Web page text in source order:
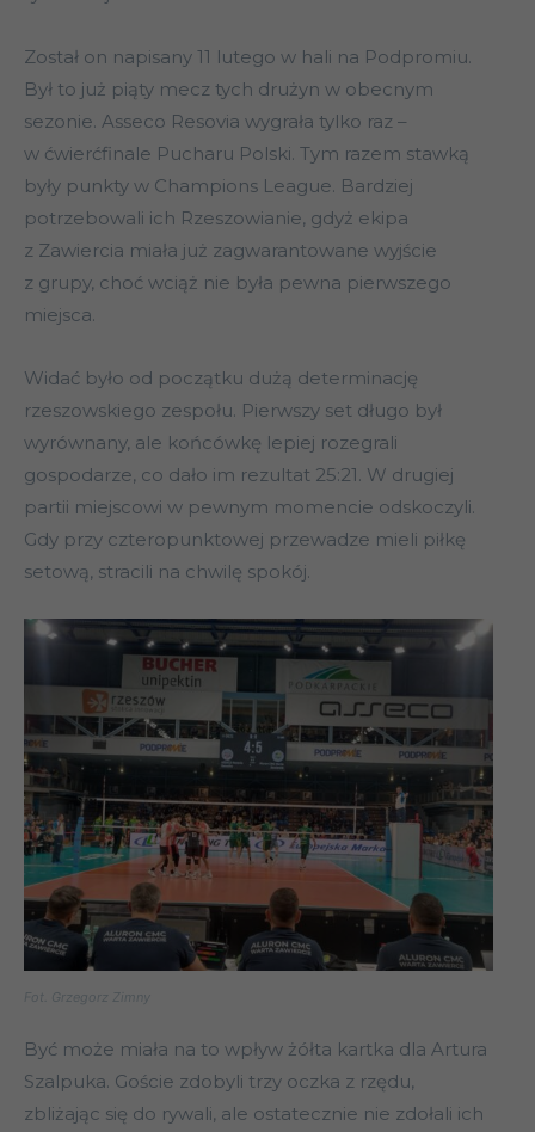
Został on napisany 11 lutego w hali na Podpromiu.
Był to już piąty mecz tych drużyn w obecnym
sezonie. Asseco Resovia wygrała tylko raz –
w ćwierćfinale Pucharu Polski. Tym razem stawką
były punkty w Champions League. Bardziej
potrzebowali ich Rzeszowianie, gdyż ekipa
z Zawiercia miała już zagwarantowane wyjście
z grupy, choć wciąż nie była pewna pierwszego
miejsca.
Widać było od początku dużą determinację
rzeszowskiego zespołu. Pierwszy set długo był
wyrównany, ale końcówkę lepiej rozegrali
gospodarze, co dało im rezultat 25:21. W drugiej
partii miejscowi w pewnym momencie odskoczyli.
Gdy przy czteropunktowej przewadze mieli piłkę
setową, stracili na chwilę spokój.
Fot. Grzegorz Zimny
Być może miała na to wpływ żółta kartka dla Artura
Szalpuka. Goście zdobyli trzy oczka z rzędu,
zbliżając się do rywali, ale ostatecznie nie zdołali ich